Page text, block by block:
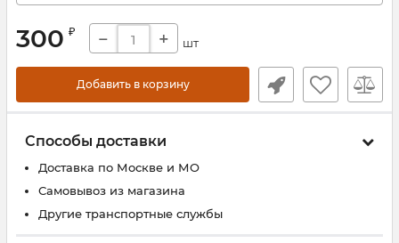
300 ₽ − + шт
Добавить в корзину
Способы доставки
Доставка по Москве и МО
Самовывоз из магазина
Другие транспортные службы